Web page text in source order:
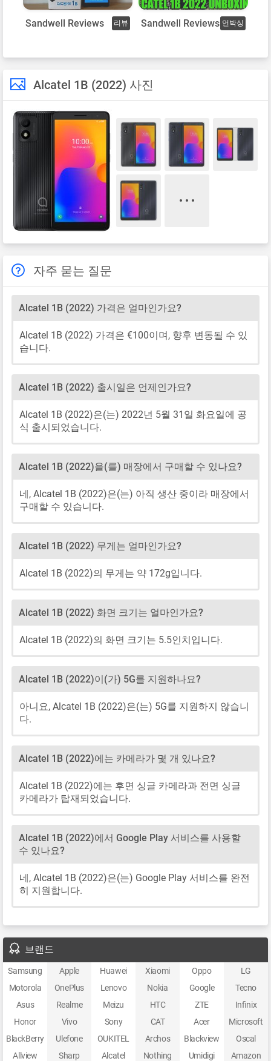
Sandwell Reviews 리뷰 Sandwell Reviews 언박싱
Alcatel 1B (2022) 사진
자주 묻는 질문
Alcatel 1B (2022) 가격은 얼마인가요?
Alcatel 1B (2022) 가격은 €100이며, 향후 변동될 수 있
습니다.
Alcatel 1B (2022) 출시일은 언제인가요?
Alcatel 1B (2022)은(는) 2022년 5월 31일 화요일에 공
식 출시되었습니다.
Alcatel 1B (2022)을(를) 매장에서 구매할 수 있나요?
네, Alcatel 1B (2022)은(는) 아직 생산 중이라 매장에서
구매할 수 있습니다.
Alcatel 1B (2022) 무게는 얼마인가요?
Alcatel 1B (2022)의 무게는 약 172g입니다.
Alcatel 1B (2022) 화면 크기는 얼마인가요?
Alcatel 1B (2022)의 화면 크기는 5.5인치입니다.
Alcatel 1B (2022)이(가) 5G를 지원하나요?
아니요, Alcatel 1B (2022)은(는) 5G를 지원하지 않습니
다.
Alcatel 1B (2022)에는 카메라가 몇 개 있나요?
Alcatel 1B (2022)에는 후면 싱글 카메라과 전면 싱글
카메라가 탑재되었습니다.
Alcatel 1B (2022)에서 Google Play 서비스를 사용할
수 있나요?
네, Alcatel 1B (2022)은(는) Google Play 서비스를 완전
히 지원합니다.
브랜드
Samsung Apple Huawei Xiaomi Oppo
LG
Motorola
OnePlus Lenovo Nokia Google
Tecno
Asus
Realme Meizu HTC ZTE
Infinix
Honor
Vivo Sony CAT Acer
Microsoft
BlackBerry
Ulefone OUKITEL Archos Blackview
Oscal
Allview
Sharp Alcatel Nothing Umidigi Amazon